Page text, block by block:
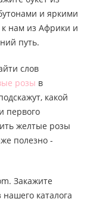
и яркими
нам из Африки и
путь.
слов
розы в
какой
первого
желтые розы
полезно -
Закажите
каталога